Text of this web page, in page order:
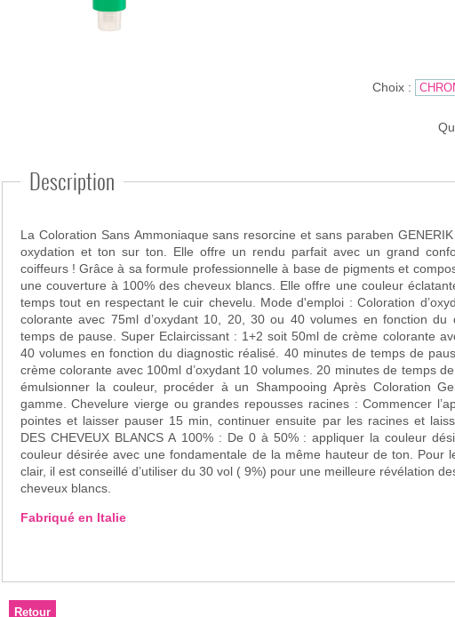
Choix :
Description
La Coloration Sans Ammoniaque sans resorcine et sans paraben
oxydation et ton sur ton. Elle offre un rendu parfait avec un grand
coiffeurs ! Grâce à sa formule professionnelle à base de pigments et composants de haute qualité, elle assure
une couverture à 100% des cheveux blancs. Elle offre une couleur
temps tout en respectant le cuir chevelu. Mode d'emploi : Coloration d’oxydation : 1+1,5 soit 50ml de crème
colorante avec 75ml d’oxydant 10, 20, 30 ou 40 volumes en fonction du
temps de pause. Super Eclaircissant : 1+2 soit 50ml de crème colorante avec 100ml d’oxydant 10, 20, 30 ou
40 volumes en fonction du diagnostic réalisé. 40 minutes de temps de pause. Ton sur ton : 1+2 soit 50ml
crème colorante avec 100ml d’oxydant 10 volumes. 20 minutes de temps de pause. Après le temps
émulsionner la couleur, procéder à un Shampooing Après Coloration
gamme. Chevelure vierge ou grandes repousses racines : Commencer l’application par les longueurs et les
pointes et laisser pauser 15 min, continuer ensuite par les racines et laisser pauser
DES CHEVEUX BLANCS A 100% : De 0 à 50% : appliquer la couleur désirée De 50 à 100% : Mélanger la
couleur désirée avec une fondamentale de la même hauteur de ton. Pour
clair, il est conseillé d’utiliser du 30 vol ( 9%) pour une meilleure révélation
cheveux blancs.
Fabriqué en Italie